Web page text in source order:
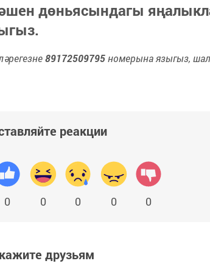
дөньясындагы
89172509795номерына языгыз,
реакции
0 0 0 0 0
друзьям